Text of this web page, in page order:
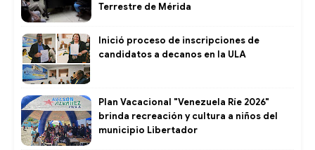
Terrestre de Mérida
Inició proceso de inscripciones de
candidatos a decanos en la ULA
Plan Vacacional "Venezuela Ríe 2026"
brinda recreación y cultura a niños del
municipio Libertador